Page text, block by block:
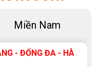
Miền Nam
- ĐỐNG ĐA - HÀ